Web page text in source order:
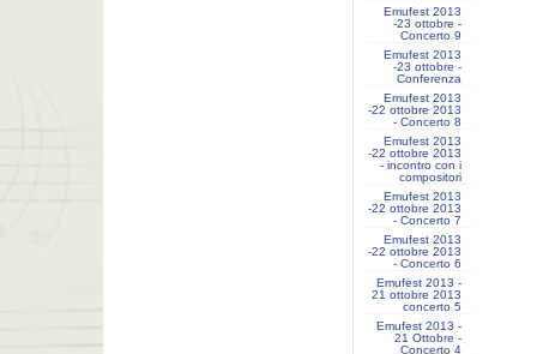
Emufest 2013
-23 ottobre -
Concerto 9
Emufest 2013
-23 ottobre -
Conferenza
Emufest 2013
-22 ottobre 2013
- Concerto 8
Emufest 2013
-22 ottobre 2013
- incontro con i
compositori
Emufest 2013
-22 ottobre 2013
- Concerto 7
Emufest 2013
-22 ottobre 2013
- Concerto 6
Emufest 2013 -
21 ottobre 2013
concerto 5
Emufest 2013 -
21 Ottobre -
Concerto 4